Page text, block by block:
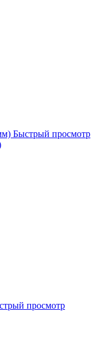
Быстрый просмотр
просмотр